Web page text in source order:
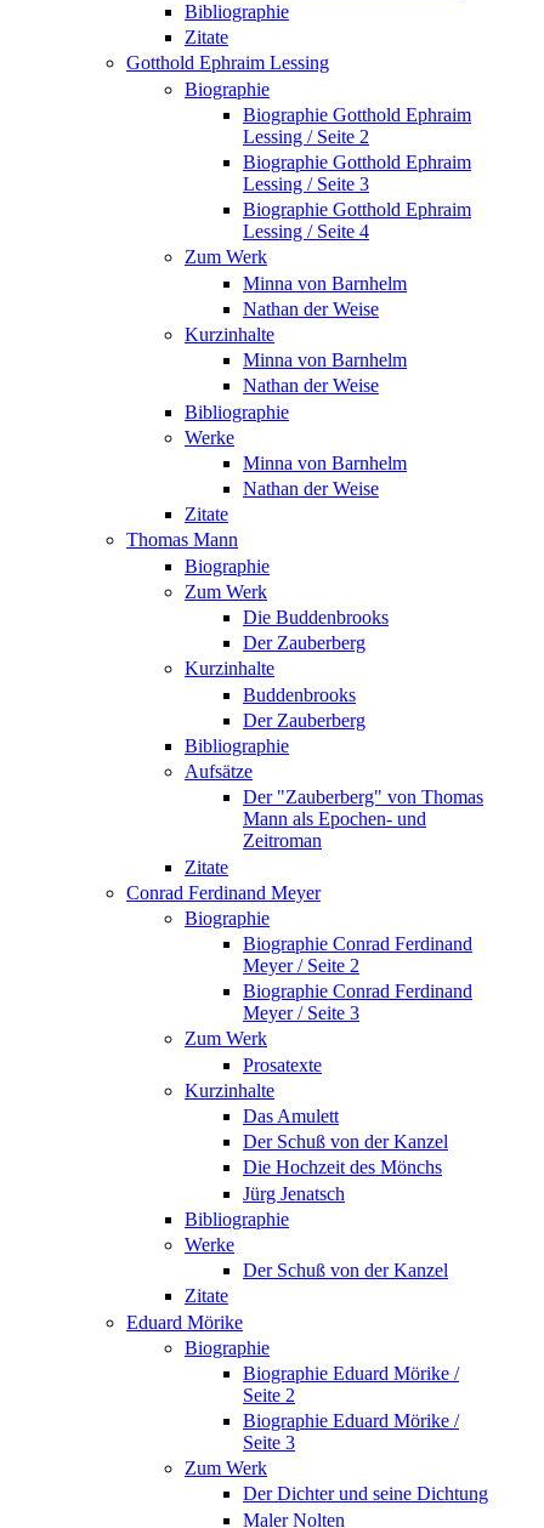
Bibliographie
Zitate
Gotthold Ephraim Lessing
Biographie
Biographie Gotthold Ephraim
Lessing / Seite 2
Biographie Gotthold Ephraim
Lessing / Seite 3
Biographie Gotthold Ephraim
Lessing / Seite 4
Zum Werk
Minna von Barnhelm
Nathan der Weise
Kurzinhalte
Minna von Barnhelm
Nathan der Weise
Bibliographie
Werke
Minna von Barnhelm
Nathan der Weise
Zitate
Thomas Mann
Biographie
Zum Werk
Die Buddenbrooks
Der Zauberberg
Kurzinhalte
Buddenbrooks
Der Zauberberg
Bibliographie
Aufsätze
Der "Zauberberg" von Thomas
Mann als Epochen- und
Zeitroman
Zitate
Conrad Ferdinand Meyer
Biographie
Biographie Conrad Ferdinand
Meyer / Seite 2
Biographie Conrad Ferdinand
Meyer / Seite 3
Zum Werk
Prosatexte
Kurzinhalte
Das Amulett
Der Schuß von der Kanzel
Die Hochzeit des Mönchs
Jürg Jenatsch
Bibliographie
Werke
Der Schuß von der Kanzel
Zitate
Eduard Mörike
Biographie
Biographie Eduard Mörike /
Seite 2
Biographie Eduard Mörike /
Seite 3
Zum Werk
Der Dichter und seine Dichtung
Maler Nolten